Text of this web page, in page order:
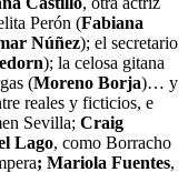
Perón (Fabiana
Núñez); el secretario
); la celosa gitana
(Moreno Borja)… y
reales y ficticios, e
Sevilla; Craig
Lago, como Borracho
; Mariola Fuentes,